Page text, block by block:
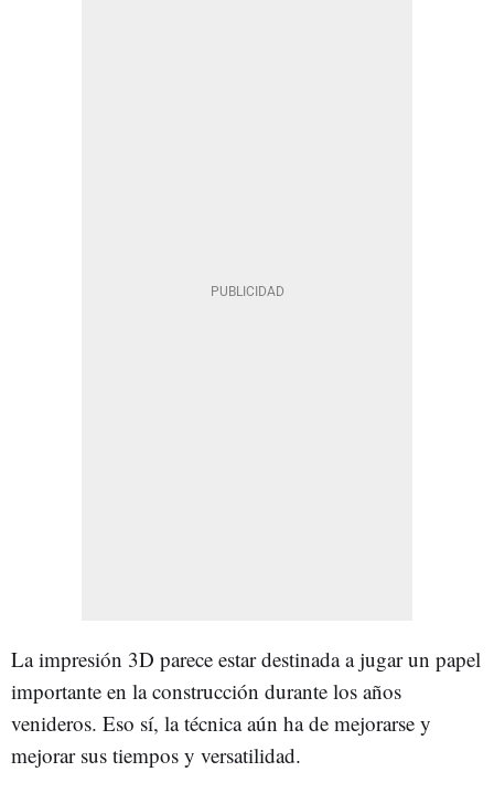
La impresión 3D parece estar destinada a jugar un papel
importante en la construcción durante los años
venideros. Eso sí, la técnica aún ha de mejorarse y
mejorar sus tiempos y versatilidad.